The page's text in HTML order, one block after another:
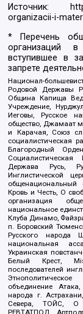
Источник:
organizacii-i-
* Перечень
организаций
вступившее в
запрете
Национал-
Родовой Державы
Община Капища
Учреждение,
Иеговы, Русское
общество, Джамаат
и Карачая, Союз
социалистическая
Благородный
Держава Русь,
Инглистической
общенациональный
Кровь и Честь, О
организация
национальное
Клуба Динамо,
п. Боровский
Русского народа
национальная
Украинская
Белый Крест,
последователей
объединение
народа г.
Севера, ТОЙС, О